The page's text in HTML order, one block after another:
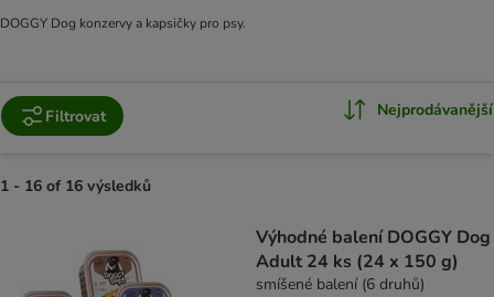
DOGGY Dog konzervy a kapsičky pro psy.
Filtrovat Nejprodávanější
1 - 16 of 16 výsledků
Výhodné balení DOGGY Dog
Adult 24 ks (24 x 150 g)
smíšené balení (6 druhů)